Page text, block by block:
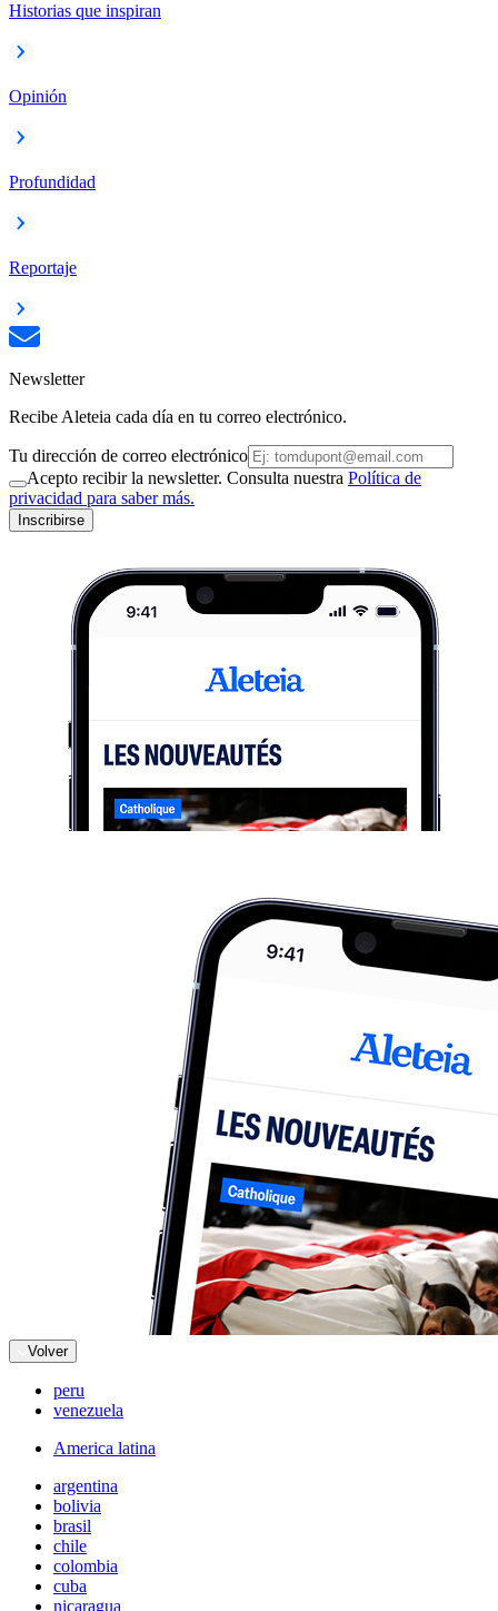
Historias que inspiran
Opinión
Profundidad
Reportaje
Newsletter
Recibe Aleteia cada día en tu correo electrónico.
Tu dirección de correo electrónico
Acepto recibir la newsletter. Consulta nuestra Política de
privacidad para saber más.
Inscribirse
Volver
peru
venezuela
America latina
argentina
bolivia
brasil
chile
colombia
cuba
nicaragua